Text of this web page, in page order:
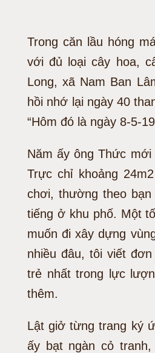
Trong căn lầu hóng
với đủ loại cây hoa,
Long, xã Nam Ban
hồi nhớ lại ngày 40
“Hôm đó là ngày 8-5-
Năm ấy ông Thức
Trực chỉ khoảng
chơi, thường theo
tiếng ở khu phố. Một
muốn đi xây dựng
nhiều đâu, tôi viết
trẻ nhất trong lực
thêm.
Lật giở từng trang ký
ấy bạt ngàn cỏ